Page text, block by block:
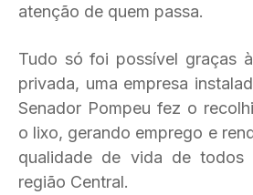
atenção de quem passa.
Tudo só foi possível graças
privada, uma empresa
Senador Pompeu fez o
o lixo, gerando emprego e
qualidade de vida de todos
região Central.